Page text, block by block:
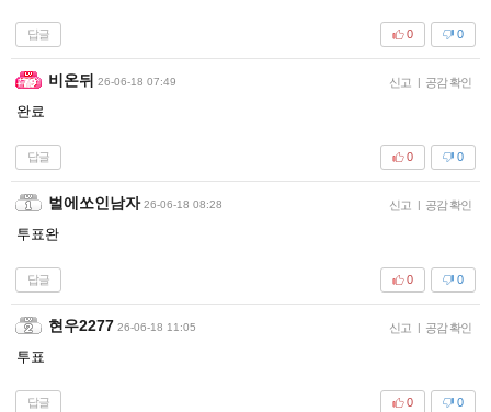
답글 0
0
비온뒤 26-06-18 07:49 신고 | 공감 확인
완료
답글 0
0
벌에쏘인남자 26-06-18 08:28 신고 | 공감 확인
투표완
답글 0
0
현우2277 26-06-18 11:05 신고 | 공감 확인
투표
답글 0
0